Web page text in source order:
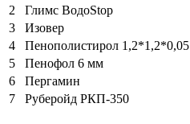
2
Глимс ВодоStop
3
Изовер
4
Пенополистирол 1,2*1,2*0,05
5
Пенофол 6 мм
6
Пергамин
7
Руберойд РКП-350